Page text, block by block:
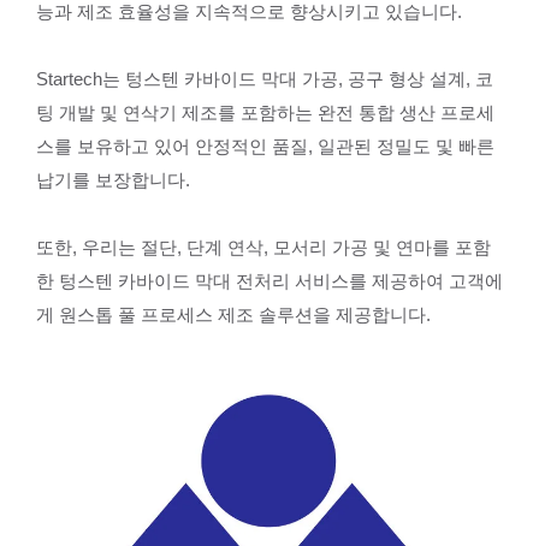
능과 제조 효율성을 지속적으로 향상시키고 있습니다.
Startech는 텅스텐 카바이드 막대 가공, 공구 형상 설계, 코
팅 개발 및 연삭기 제조를 포함하는 완전 통합 생산 프로세
스를 보유하고 있어 안정적인 품질, 일관된 정밀도 및 빠른
납기를 보장합니다.
또한, 우리는 절단, 단계 연삭, 모서리 가공 및 연마를 포함
한 텅스텐 카바이드 막대 전처리 서비스를 제공하여 고객에
게 원스톱 풀 프로세스 제조 솔루션을 제공합니다.